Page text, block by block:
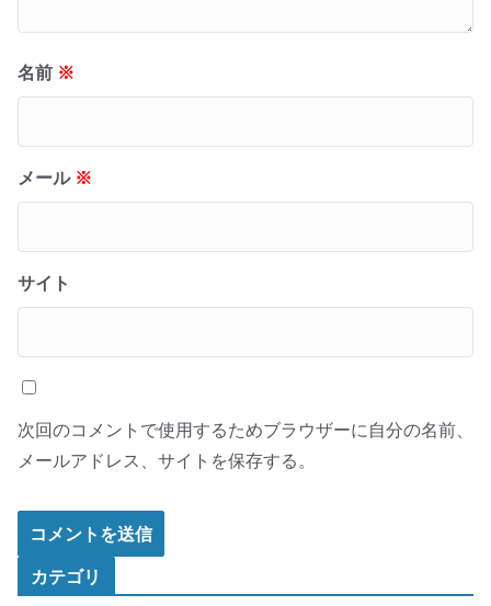
名前 ※
メール ※
サイト
次回のコメントで使用するためブラウザーに自分の名前、
メールアドレス、サイトを保存する。
カテゴリ